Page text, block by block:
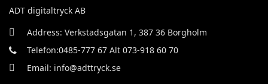
ADT digitaltryck AB
Address: Verkstadsgatan 1, 387 36 Borgholm
Telefon:0485-777 67 Alt 073-918 60 70
Email: info@adttryck.se